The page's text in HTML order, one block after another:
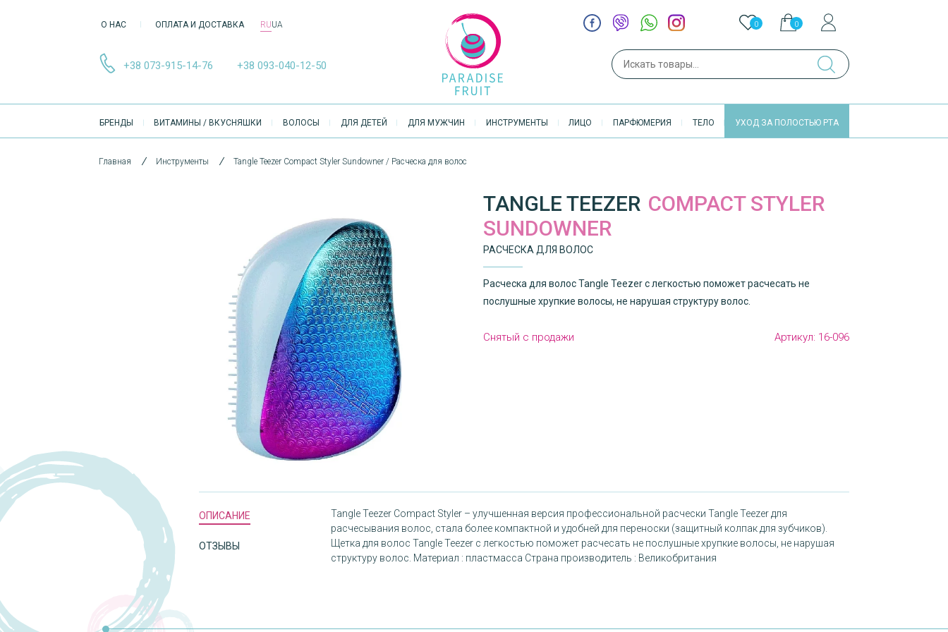
О НАС ОПЛАТА И ДОСТАВКА RUUA
+38 073-915-14-76 +38 093-040-12-50
0 0
Search
НАВІҐАЦІЯ
БРЕНДЫ ВИТАМИНЫ / ВКУСНЯШКИ ВОЛОСЫ ДЛЯ ДЕТЕЙ ДЛЯ МУЖЧИН ИНСТРУМЕНТЫ ЛИЦО ПАРФЮМЕРИЯ ТЕЛО УХОД ЗА ПОЛОСТЬЮ РТА
Главная Инструменты Tangle Teezer Compact Styler Sundowner / Расческа для волос
TANGLE TEEZER COMPACT STYLER
SUNDOWNER
РАСЧЕСКА ДЛЯ ВОЛОС
Расческа для волос Tangle Teezer с легкостью поможет расчесать не
послушные хрупкие волосы, не нарушая структуру волос.
Снятый с продажи Артикул: 16-096
ОПИСАНИЕ
ОТЗЫВЫ
Tangle Teezer Compact Styler – улучшенная версия профессиональной расчески Tangle Teezer для
расчесывания волос, стала более компактной и удобней для переноски (защитный колпак для зубчиков).
Щетка для волос Tangle Teezer с легкостью поможет расчесать не послушные хрупкие волосы, не нарушая
структуру волос. Материал : пластмасса Страна производитель : Великобритания